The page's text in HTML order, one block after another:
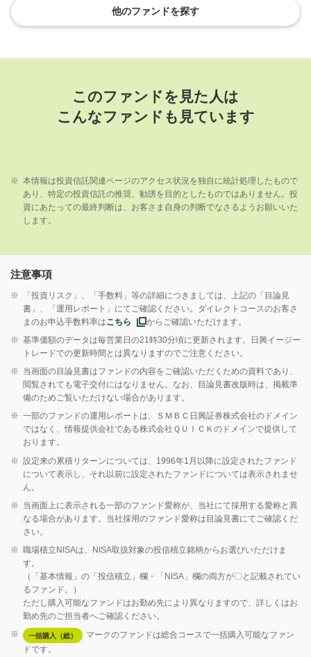
他のファンドを探す
このファンドを見た人は
こんなファンドも見ています
※ 本情報は投資信託関連ページのアクセス状況を独自に統計処理したもので
あり、特定の投資信託の推奨、勧誘を目的としたものではありません。投
資にあたっての最終判断は、お客さま自身の判断でなさるようお願いいた
します。
注意事項
※
「投資リスク」、「手数料」等の詳細につきましては、上記の「目論見
書」、「運用レポート」にてご確認ください。ダイレクトコースのお客さ
まのお申込手数料率はこちら
からご確認いただけます。
※ 基準価額のデータは毎営業日の21時30分頃に更新されます。日興イージー
トレードでの更新時間とは異なりますのでご注意ください。
※ 当画面の目論見書はファンドの内容をご確認いただくための資料であり、
閲覧されても電子交付にはなりません。なお、目論見書改版時は、掲載準
備のためご覧いただけない場合があります。
※ 一部のファンドの運用レポートは、ＳＭＢＣ日興証券株式会社のドメイン
ではなく、情報提供会社である株式会社ＱＵＩＣＫのドメインで提供して
おります。
※ 設定来の累積リターンについては、1996年1月以降に設定されたファンド
について表示し、それ以前に設定されたファンドについては表示されませ
ん。
※ 当画面上に表示される一部のファンド愛称が、当社にて採用する愛称と異
なる場合があります。当社採用のファンド愛称は目論見書にてご確認くだ
さい。
※ 職場積立NISAは、NISA取扱対象の投信積立銘柄からお選びいただけま
す。
（「基本情報」の「投信積立」欄・「NISA」欄の両方が〇と記載されてい
るファンド。）
ただし購入可能なファンドはお勤め先により異なりますので、詳しくはお
勤め先のご担当者へご確認ください。
※
一括購入（総）
マークのファンドは総合コースで一括購入可能なファン
ドです。